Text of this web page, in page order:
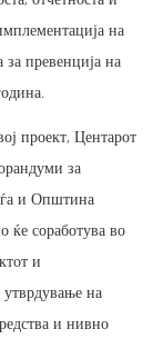
на
за превенција на
проект, Центарот
за
и Општина
ќе соработува во
и
утврдување на
и нивно